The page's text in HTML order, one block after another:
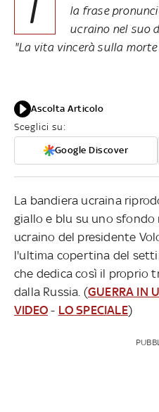
la frase
ucraino nel suo
"La vita vincerà sulla
Ascolta Articolo
Sceglici su:
Google Discover
La bandiera ucraina
giallo e blu su uno sfondo
ucraino del presidente
l'ultima copertina del
che dedica così il proprio
dalla Russia. (GUERRA IN
VIDEO - LO SPECIALE)